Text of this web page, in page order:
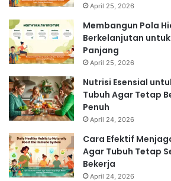
April 25, 2026
Membangun Pola
Berkelanjutan
Panjang
April 25, 2026
Nutrisi Esensial
Tubuh Agar Tetap
Penuh
April 24, 2026
Cara Efektif
Agar Tubuh Tetap
Bekerja
April 24, 2026